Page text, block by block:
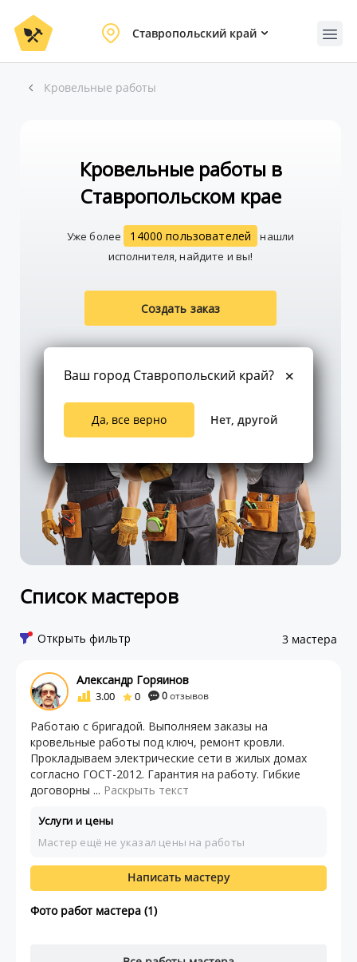
Ставропольский край
Кровельные работы
Кровельные работы в
Ставропольском крае
Уже более 14000 пользователей
нашли
исполнителя, найдите и вы!
Создать заказ
Список мастеров
Открыть фильтр 3 мастера
Александр Горяинов
3.00 0 0отзывов
Работаю с бригадой. Выполняем заказы на
кровельные работы под ключ, ремонт кровли.
Прокладываем электрические сети в жилых домах
согласно ГОСТ-2012. Гарантия на работу. Гибкие
договорны ... Раскрыть текст
Услуги и цены
Мастер ещё не указал цены на работы
Написать мастеру
Фото работ мастера (1)
Ваш город Ставропольский край?
Да, все верно Нет, другой